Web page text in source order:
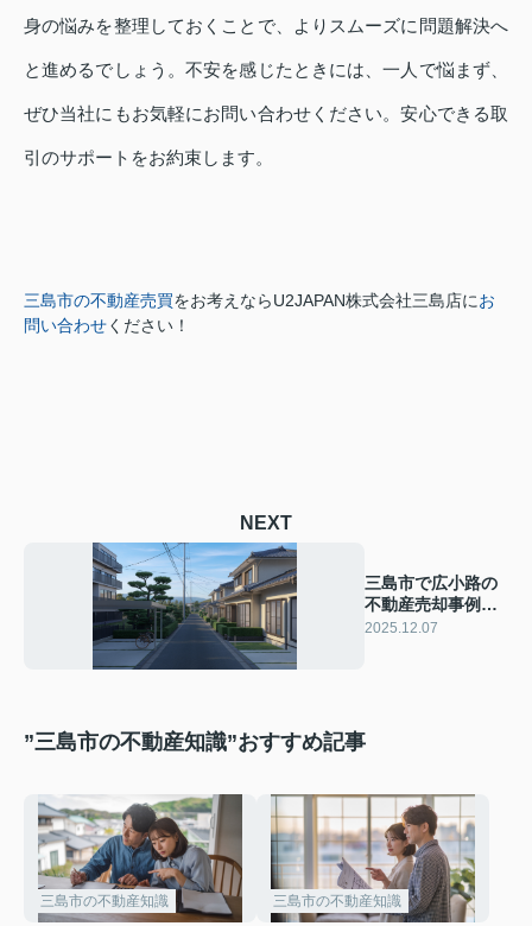
身の悩みを整理しておくことで、よりスムーズに問題解決へ
と進めるでしょう。不安を感じたときには、一人で悩まず、
ぜひ当社にもお気軽にお問い合わせください。安心できる取
引のサポートをお約束します。
三島市の不動産売買をお考えならU2JAPAN株式会社三島店にお
問い合わせください！
NEXT
三島市で広小路の
不動産売却事例
は？相場や売却時
2025.12.07
”三島市の不動産知識”おすすめ記事
三島市の不動産知識 三島市の不動産知識